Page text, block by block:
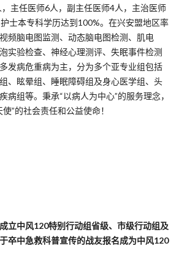
主任医师6人，副主任医师4人，主治医师
士本专科学历达到100%。在兴安盟地区率
频脑电图监测、动态脑电图检测、肌电
实验检查、神经心理测评、失眠事件检测
发病危重病为主，分为多个亚专业组包括
、眩晕组、睡眠障碍组及身心医学组、头
病组等。秉承“以病人为中心”的服务理念，
”的社会责任和公益使命！
立中风120特别行动组省级、市级行动组及
卒中急救科普宣传的战友报名成为中风120